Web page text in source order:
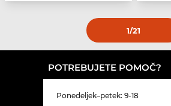
1/21
POTREBUJETE POMOČ?
Ponedeljek–petek: 9-18